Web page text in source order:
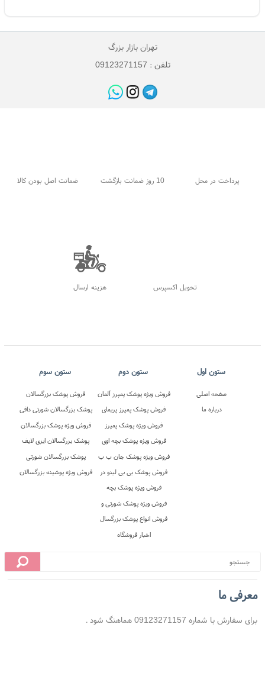
تهران بازار بزرگ
تلفن : 09123271157
معرفی ما
برای سفارش با شماره 09123271157 هماهنگ شود .